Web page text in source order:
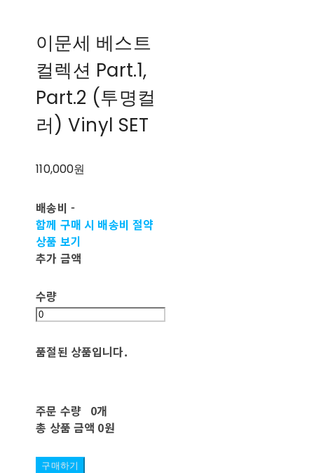
이문세 베스트
컬렉션 Part.1,
Part.2 (투명컬
러) Vinyl SET
110,000원
배송비 -
함께 구매 시 배송비 절약
상품 보기
추가 금액
수량
품절된 상품입니다.
주문 수량 0개
총 상품 금액 0원
구매하기